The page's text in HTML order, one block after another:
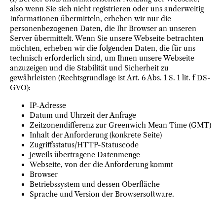
also wenn Sie sich nicht registrieren oder uns anderweitig
Informationen übermitteln, erheben wir nur die
personenbezogenen Daten, die Ihr Browser an unseren
Server übermittelt. Wenn Sie unsere Webseite betrachten
möchten, erheben wir die folgenden Daten, die für uns
technisch erforderlich sind, um Ihnen unsere Webseite
anzuzeigen und die Stabilität und Sicherheit zu
gewährleisten (Rechtsgrundlage ist Art. 6 Abs. 1 S. 1 lit. f DS-
GVO):
IP-Adresse
Datum und Uhrzeit der Anfrage
Zeitzonendifferenz zur Greenwich Mean Time (GMT)
Inhalt der Anforderung (konkrete Seite)
Zugriffsstatus/HTTP-Statuscode
jeweils übertragene Datenmenge
Webseite, von der die Anforderung kommt
Browser
Betriebssystem und dessen Oberfläche
Sprache und Version der Browsersoftware.